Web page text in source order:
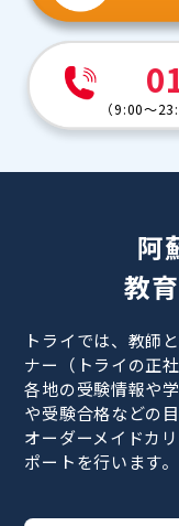
（9:00～
阿
教
トライでは、教師
ナー（トライの正
各地の受験情報や
や受験合格などの
オーダーメイドカ
ポートを行います。